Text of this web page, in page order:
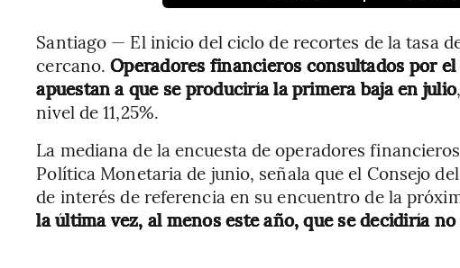
Santiago — El inicio del ciclo de recortes de la tasa
cercano.Operadores financieros consultados por
apuestan a que se produciría la primera baja en julio
nivel de 11,25%.
La mediana de la encuesta de operadores
Política Monetaria de junio, señala que el Consejo
de interés de referencia en su encuentro de la
la última vez, al menos este año, que se decidiría